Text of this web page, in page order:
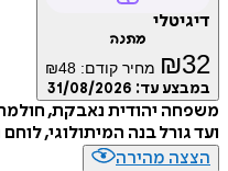
דיגיטלי
מתנה
₪32 מחיר קודם: ₪48
במבצע עד: 31/08/2026
משפחה יהודית נאבקת,
ועד גורל בנה המיתולוגי,
הצצה מהירה